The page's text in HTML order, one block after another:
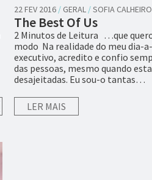
22 FEV 2016 / GERAL /SOFIA
The Best Of Us
2 Minutos de Leitura …que
modo Na realidade do meu dia-
executivo, acredito e confio
das pessoas, mesmo quando
desajeitadas. Eu sou-o tantas…
LER MAIS